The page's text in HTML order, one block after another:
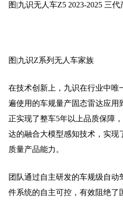
图|九识无人车Z5 2023-2025 三代
图|九识Z系列无人车家族
在技术创新上，九识在行业中唯
遍使用的车规量产固态雷达应用
正实现了整车5年以上品质保障
达的融合大模型感知技术，实现
质量产品能力。
团队通过自主研发的车规级自动
件系统的自主可控，有效阻绝了